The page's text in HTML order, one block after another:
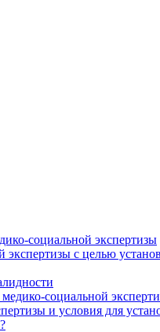
социальной экспертизы
с целью
социальной
и условия для